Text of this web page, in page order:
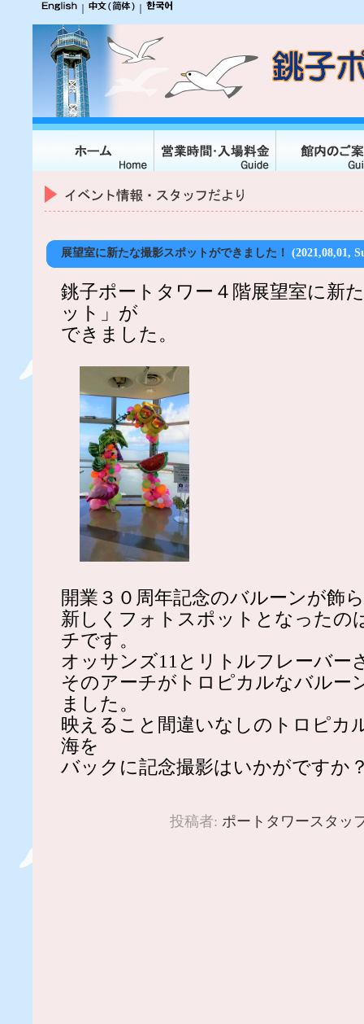
展望室に新たな撮影スポットができました！ (2021,08,01,
銚子ポートタワー４階展望室に新
ット」が
できました。
開業３０周年記念のバルーンが飾
新しくフォトスポットとなったの
チです。
オッサンズ11とリトルフレーバー
そのアーチがトロピカルなバルー
ました。
映えること間違いなしのトロピカ
海を
バックに記念撮影はいかがですか
投稿者: ポートタワースタッ